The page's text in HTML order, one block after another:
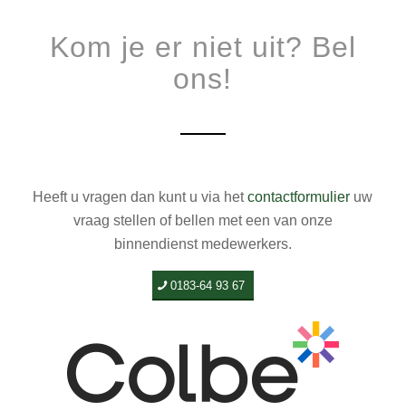
Kom je er niet uit? Bel
ons!
Heeft u vragen dan kunt u via hetcontactformulier uw
vraag stellen of bellen met een van onze
binnendienst medewerkers.
0183-64 93 67